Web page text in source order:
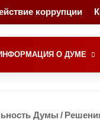
коррупции
О ДУМЕ
Думы /